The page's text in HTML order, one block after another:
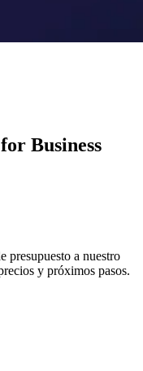
Business
presupuesto a nuestro
y próximos pasos.